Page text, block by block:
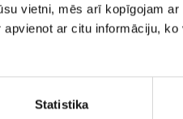
vietni, mēs arī kopīgojam
ar citu informāciju,
Statistika
un seminārus.
digitālo
uzņēmumiem.